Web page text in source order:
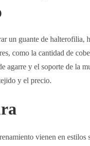
un guante de halterofilia,
como la cantidad de
agarre y el soporte de la
y el precio.
vienen en estilos